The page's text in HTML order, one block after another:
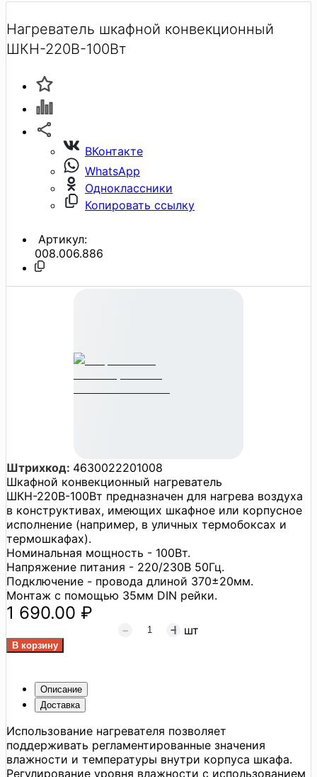
Нагреватель шкафной конвекционный
ШКН-220В-100Вт
ВКонтакте
WhatsApp
Одноклассники
Копировать ссылку
Артикул:
008.006.886
Штрихкод: 4630022201008
Шкафной конвекционный нагреватель
ШКН-220В-100Вт предназначен для нагрева воздуха
в конструктивах, имеющих шкафное или корпусное
исполнение (например, в уличных термобоксах и
термошкафах).
Номинальная мощность - 100Вт.
Напряжение питания - 220/230В 50Гц.
Подключение - провода длиной 370±20мм.
Монтаж с помощью 35мм DIN рейки.
1 690.00 ₽
шт
Описание
Доставка
Использование нагревателя позволяет
поддерживать регламентированные значения
влажности и температуры внутри корпуса шкафа.
Регулирование уровня влажности с использованием